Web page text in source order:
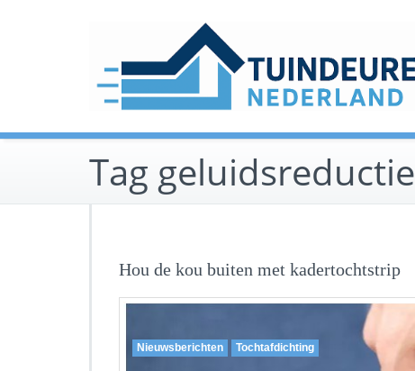
Tag geluidsreductie
Hou de kou buiten met kadertochtstrip
Nieuwsberichten Tochtafdichting